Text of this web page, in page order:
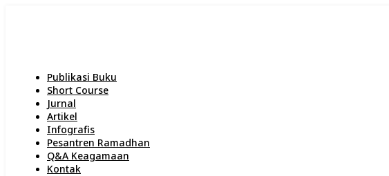
Publikasi Buku
Short Course
Jurnal
Artikel
Infografis
Pesantren Ramadhan
Q&A Keagamaan
Kontak